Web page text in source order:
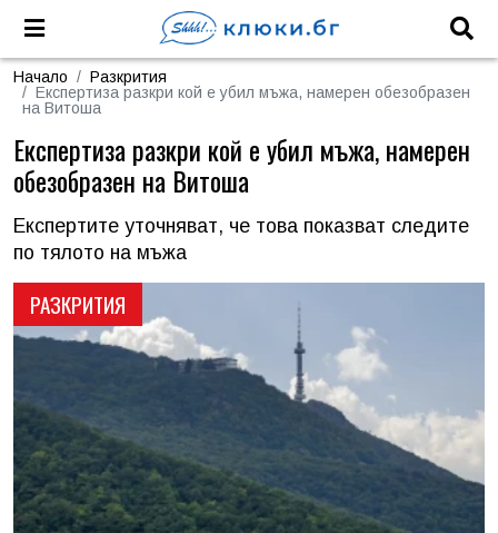
Начало
Разкрития
Експертиза разкри кой е убил мъжа, намерен обезобразен
на Витоша
РАЗКРИТИЯ
Експертиза разкри кой е убил мъжа, намерен
обезобразен на Витоша
Експертите уточняват, че това показват следите
по тялото на мъжа